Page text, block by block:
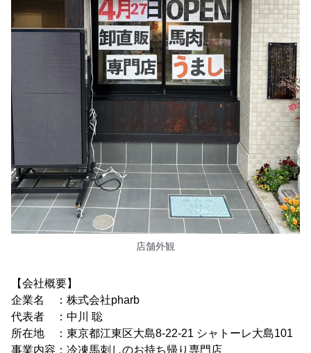
店舗外観
【会社概要】
企業名 ：株式会社pharb
代表者 ：中川 聡
所在地 ：東京都江東区大島8-22-21 シャトーレ大島101
事業内容：冷凍馬刺しのお持ち帰り専門店